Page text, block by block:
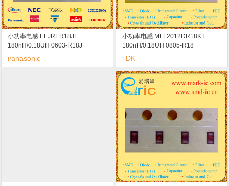
小功率电感 ELJRER18JF
180nH/0.18UH 0603-R18J
Panasonic
小功率电感 MLF2012DR18KT
180nH/0.18UH 0805-R18
TDK